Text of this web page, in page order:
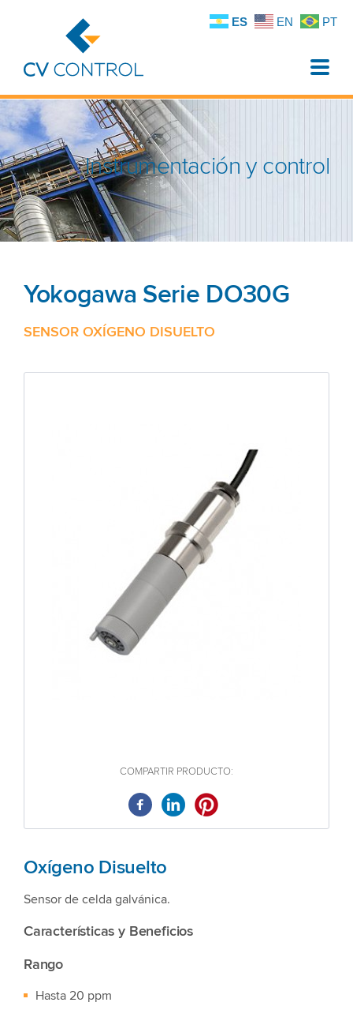
Toggle
Instrumentación y control
Yokogawa Serie DO30G
SENSOR OXÍGENO DISUELTO
COMPARTIR PRODUCTO:
Oxígeno Disuelto
Sensor de celda galvánica.
Características y Beneficios
Rango
Hasta 20 ppm
ES EN PT